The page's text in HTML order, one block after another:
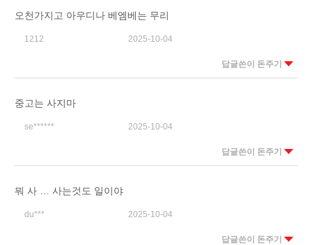
오천가지고 아우디나 베엠베는 무리
1212 2025-10-04
답글쓴이 돈주기
중고는 사지마
se****** 2025-10-04
답글쓴이 돈주기
뭐 사 … 사는것도 일이야
du*** 2025-10-04
답글쓴이 돈주기